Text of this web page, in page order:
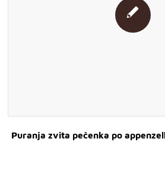
Puranja zvita pečenka po